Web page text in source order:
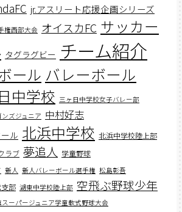
jr.アスリート応援企画シリーズ
権西部大会 オイスカFC サッカー
タグラグビー チーム紹介
ール バレーボール
中学校 三ヶ日中学校女子バレー部
ズジュニア 中村好志
ル 北浜中学校 北浜中学校陸上部
ラブ 夢追人 学童野球
新人 新人バレーボール選手権 松島彰吾
部 湖東中学校陸上部 空飛ぶ野球少年
ーパージュニア学童軟式野球大会